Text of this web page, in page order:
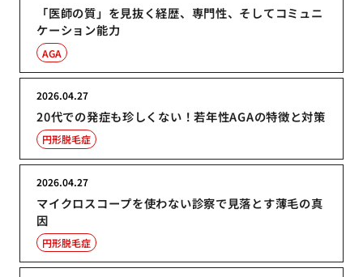
「医師の質」を見抜く経歴、専門性、そしてコミュニ
ケーション能力
AGA
20代での発症も珍しくない！若年性AGAの特徴と対策
2026.04.27
円形脱毛症
マイクロスコープを使わない診察で見落とす薄毛の真
因
2026.04.27
円形脱毛症